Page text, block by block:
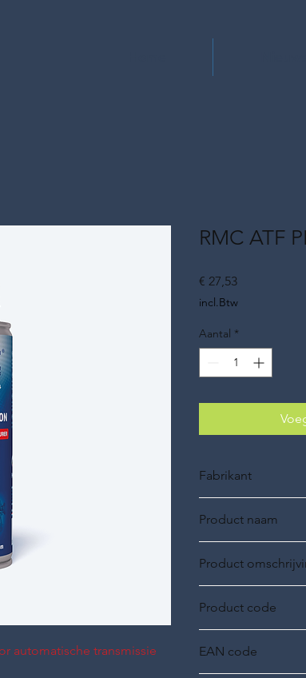
automatische transmissie
RMC ATF
€ 27,53Prijs
incl.Btw
Aantal *
Fabrikant
Product naam
Product
Product code
EAN code